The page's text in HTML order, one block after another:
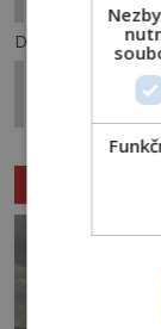
Další článek
Případ
Související